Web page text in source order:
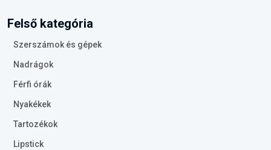
Felső kategória
Szerszámok és gépek
Nadrágok
Férfi órák
Nyakékek
Tartozékok
Lipstick